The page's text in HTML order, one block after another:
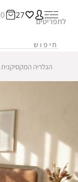
27
0
לתפריטים
הגלריה המקסיקנית